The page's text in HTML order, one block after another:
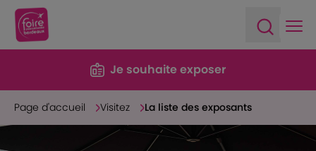
Je souhaite exposer
Page d'accueil Visitez La liste des exposants